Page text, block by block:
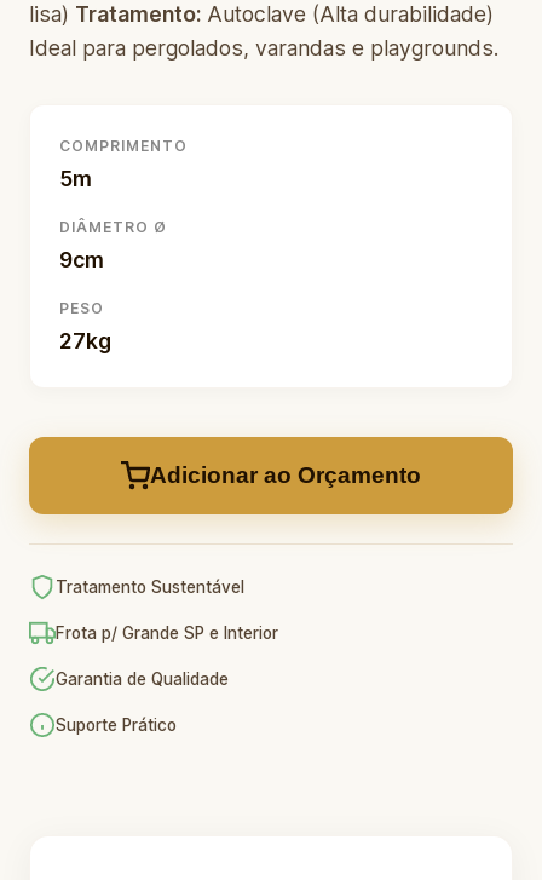
lisa) Tratamento: Autoclave (Alta durabilidade)
Ideal para pergolados, varandas e playgrounds.
COMPRIMENTO
5m
DIÂMETRO Ø
9cm
PESO
27kg
Adicionar ao Orçamento
Tratamento Sustentável
Frota p/ Grande SP e Interior
Garantia de Qualidade
Suporte Prático